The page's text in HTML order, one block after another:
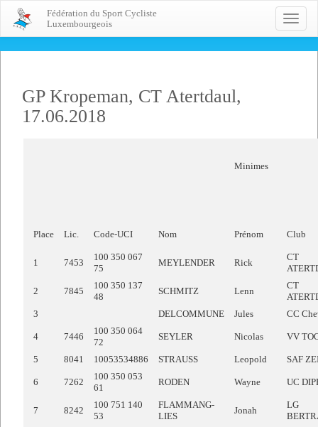
Toggle
Fédération du Sport Cycliste
Luxembourgeois
GP Kropeman, CT Atertdaul,
17.06.2018
Minimes
Place Lic. Code-UCI Nom Prénom Club
1 7453
100 350 067
75
MEYLENDER Rick
CT
2 7845
100 350 137
48
SCHMITZ Lenn
CT
3
DELCOMMUNE Jules CC
4 7446
100 350 064
72
SEYLER Nicolas VV
5 8041 10053534886 STRAUSS Leopold SAF
6 7262
100 350 053
61
RODEN Wayne UC
7 8242
100 751 140
53
FLAMMANG-
LIES
Jonah
LG